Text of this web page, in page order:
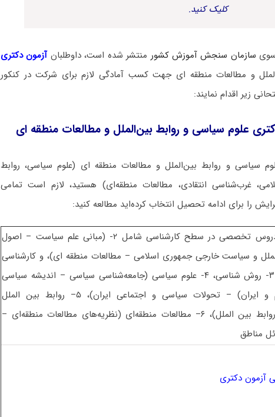
کلیک کنید.
سازمان سنجش آموزش کشور منتشر شده است، داوطلبان آزمون دکتری
و مطالعات منطقه ای جهت کسب آمادگی لازم برای شرکت در کنکور
زیر اقدام نمایند:
علوم سیاسی و روابط بین‌الملل و مطالعات منطقه ای
سیاسی و روابط بین‌الملل و مطالعات منطقه ای (علوم سیاسی، روابط
غرب‌شناسی انتقادی، مطالعات منطقه‌ای) هستید، لازم است تمامی
را برای ادامه تحصیل انتخاب کرده‌اید مطالعه کنید:
– مجموعه دروس تخصصی در سطح کارشناسی شامل ۲- (مبانی علم سیاست – اصول
و سیاست خارجی جمهوری اسلامی – مطالعات منطقه ای)، و کارشناسی
ارشد شامل ۳- روش شناسی، ۴- علوم سیاسی (جامعه‌شناسی سیاسی – اندیشه سیاسی
(غرب، اسلام و ایران) – تحولات سیاسی و اجتماعی ایران)، ۵– روابط بین الملل
(نظریه‌های روابط بین الملل)، ۶– مطالعات منطقه‌ای (نظریه‌های مطالعات منطقه‌ای –
مناطق
آزمون دکتری